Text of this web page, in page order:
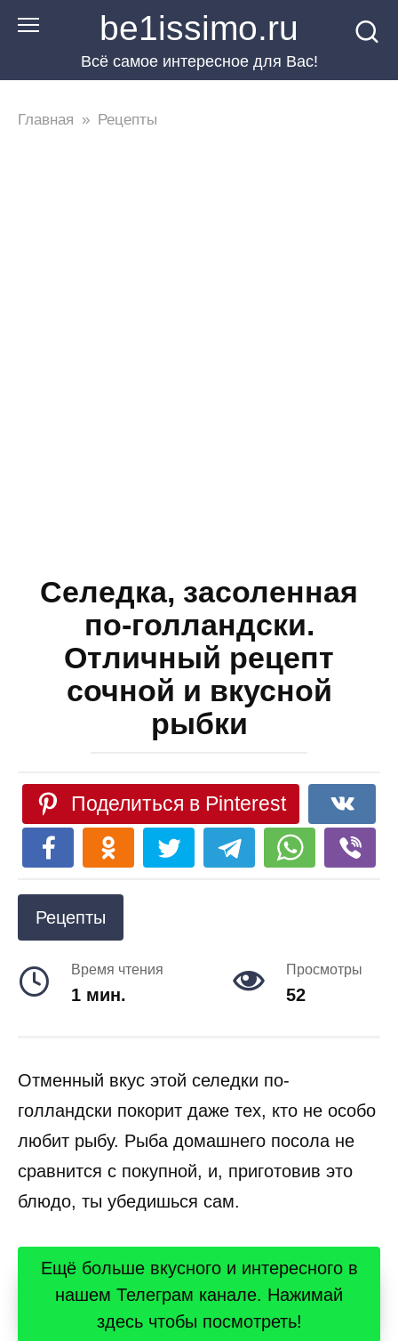
Перейти
be1issimo.ru
Всё самое интересное для Вас!
Главная » Рецепты
Селедка, засоленная
по-голландски.
Отличный рецепт
сочной и вкусной
рыбки
Поделиться в Pinterest
Рецепты
Время чтения
1 мин.
Просмотры
52
Отменный вкус этой селедки по-
голландски покорит даже тех, кто не особо
любит рыбу. Рыба домашнего посола не
сравнится с покупной, и, приготовив это
блюдо, ты убедишься сам.
Ещё больше вкусного и интересного в
нашем Телеграм канале. Нажимай
здесь чтобы посмотреть!